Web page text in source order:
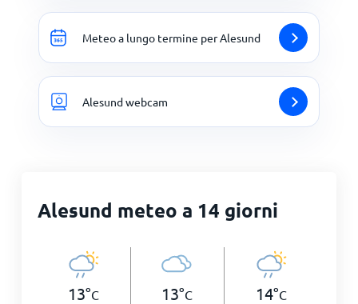
Meteo a lungo termine per Alesund
Alesund webcam
Alesund meteo a 14 giorni
13°C 13°C 14°C